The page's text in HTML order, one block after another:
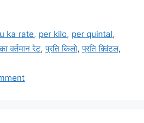
ka rate, per kilo, per quintal,
वर्तमान रेट,प्रति किलो,प्रति क्विंटल,